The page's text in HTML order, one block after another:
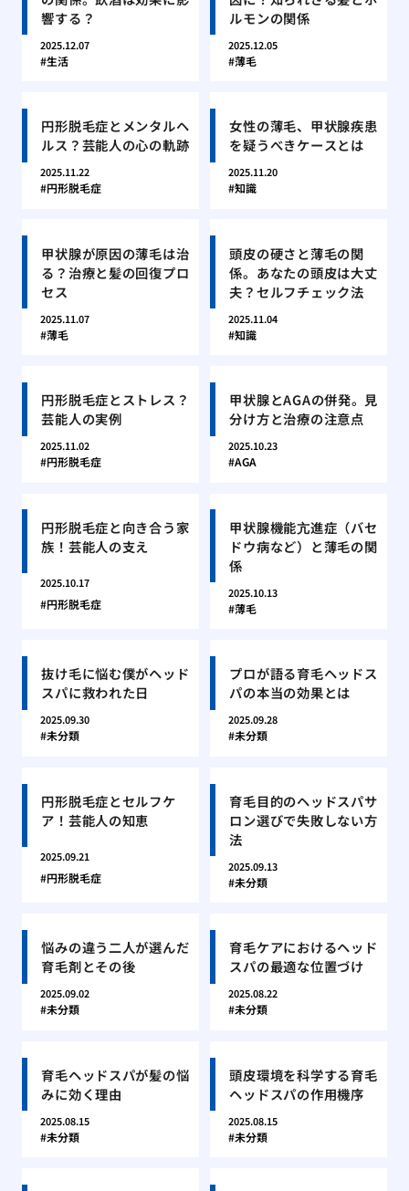
響する？
2025.12.07
生活
ルモンの関係
2025.12.05
薄毛
円形脱毛症とメンタルヘ
ルス？芸能人の心の軌跡
2025.11.22
円形脱毛症
女性の薄毛、甲状腺疾患
を疑うべきケースとは
2025.11.20
知識
甲状腺が原因の薄毛は治
る？治療と髪の回復プロ
セス
2025.11.07
薄毛
頭皮の硬さと薄毛の関
係。あなたの頭皮は大丈
夫？セルフチェック法
2025.11.04
知識
円形脱毛症とストレス？
芸能人の実例
2025.11.02
円形脱毛症
甲状腺とAGAの併発。見
分け方と治療の注意点
2025.10.23
AGA
円形脱毛症と向き合う家
族！芸能人の支え
2025.10.17
円形脱毛症
甲状腺機能亢進症（バセ
ドウ病など）と薄毛の関
係
2025.10.13
薄毛
抜け毛に悩む僕がヘッド
スパに救われた日
2025.09.30
未分類
プロが語る育毛ヘッドス
パの本当の効果とは
2025.09.28
未分類
円形脱毛症とセルフケ
ア！芸能人の知恵
2025.09.21
円形脱毛症
育毛目的のヘッドスパサ
ロン選びで失敗しない方
法
2025.09.13
未分類
悩みの違う二人が選んだ
育毛剤とその後
2025.09.02
未分類
育毛ケアにおけるヘッド
スパの最適な位置づけ
2025.08.22
未分類
育毛ヘッドスパが髪の悩
みに効く理由
2025.08.15
未分類
頭皮環境を科学する育毛
ヘッドスパの作用機序
2025.08.15
未分類